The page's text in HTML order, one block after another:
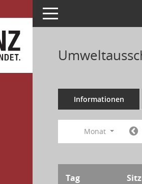
Toggle navigation
Informationen
Monat
Tag